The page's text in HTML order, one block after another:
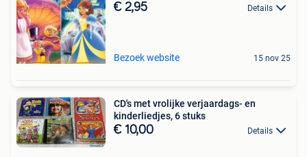
€ 2,95 Details
Bezoek website 15 nov 25
CD's met vrolijke verjaardags- en
kinderliedjes, 6 stuks
€ 10,00 Details